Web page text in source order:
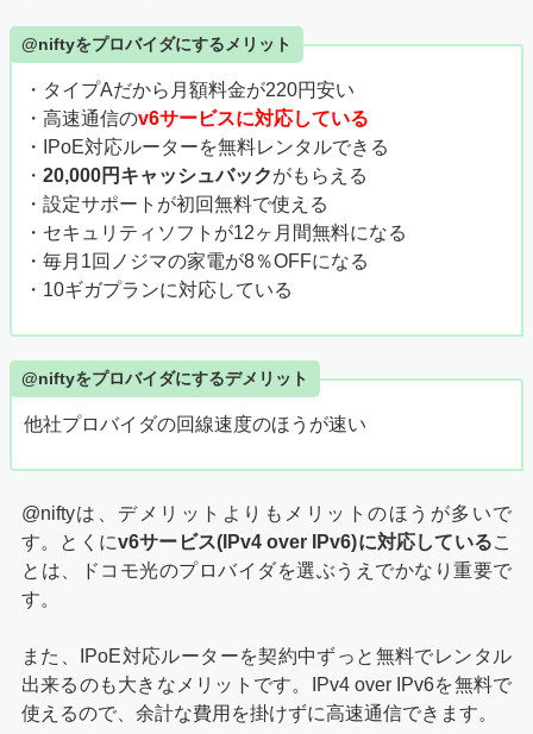
@niftyをプロバイダにするメリット
・タイプAだから月額料金が220円安い
・高速通信のv6サービスに対応している
・IPoE対応ルーターを無料レンタルできる
・ 20,000円キャッシュバックがもらえる
・設定サポートが初回無料で使える
・セキュリティソフトが12ヶ月間無料になる
・毎月1回ノジマの家電が8％OFFになる
・10ギガプランに対応している
@niftyをプロバイダにするデメリット
他社プロバイダの回線速度のほうが速い
@niftyは、デメリットよりもメリットのほうが多いで
す。とくにv6サービス(IPv4 over IPv6)に対応しているこ
とは、ドコモ光のプロバイダを選ぶうえでかなり重要で
す。
また、IPoE対応ルーターを契約中ずっと無料でレンタル
出来るのも大きなメリットです。IPv4 over IPv6を無料で
使えるので、余計な費用を掛けずに高速通信できます。